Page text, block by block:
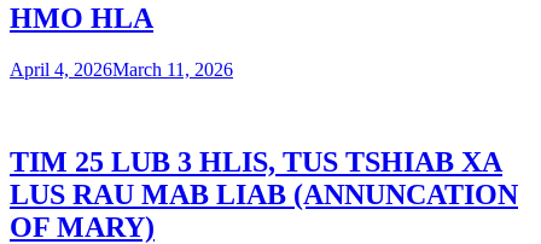
HMO HLA
April 4, 2026March 11, 2026
TIM 25 LUB 3 HLIS, TUS TSHIAB XA
LUS RAU MAB LIAB (ANNUNCATION
OF MARY)